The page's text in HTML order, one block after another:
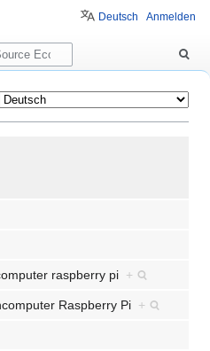
raspberry pi +
Raspberry Pi +
Deutsch Anmelden